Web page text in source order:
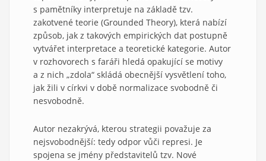
s pamětníky interpretuje na základě tzv.
zakotvené teorie (Grounded Theory), která nabízí
způsob, jak z takových empirických dat postupně
vytvářet interpretace a teoretické kategorie. Autor
v rozhovorech s faráři hledá opakující se motivy
a z nich „zdola“ skládá obecnější vysvětlení toho,
jak žili v církvi v době normalizace svobodně či
nesvobodně.
Autor nezakrývá, kterou strategii považuje za
nejsvobodnější: tedy odpor vůči represi. Je
spojena se jmény představitelů tzv. Nové